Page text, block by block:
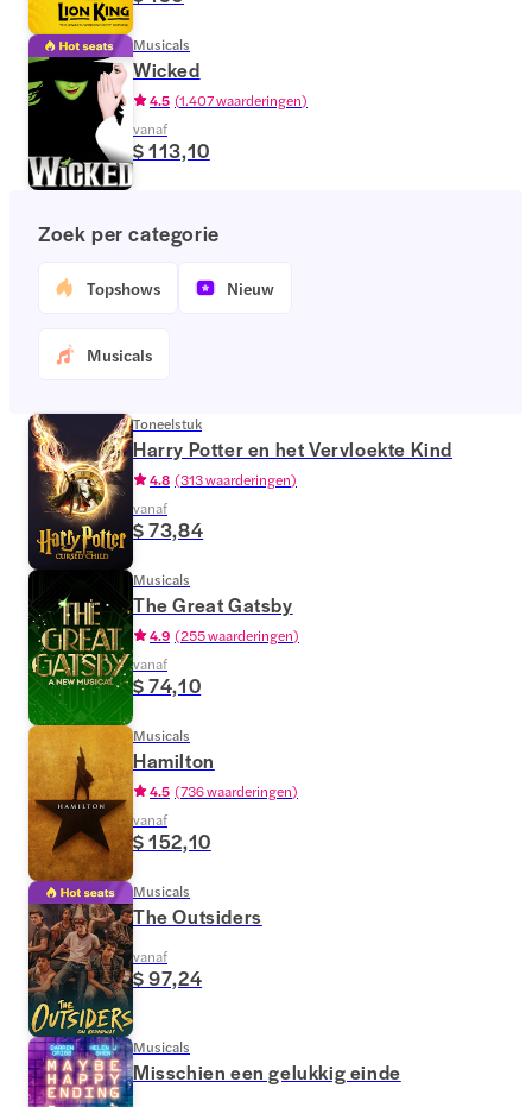
Musicals
Wicked
4.5 (1.407 waarderingen)
vanaf
$ 113,10
Zoek per categorie
Topshows Nieuw
Musicals
Toneelstuk
Harry Potter en het Vervloekte Kind
4.8 (313 waarderingen)
vanaf
$ 73,84
Musicals
The Great Gatsby
4.9 (255 waarderingen)
vanaf
$ 74,10
Musicals
Hamilton
4.5 (736 waarderingen)
vanaf
$ 152,10
Musicals
The Outsiders
vanaf
$ 97,24
Musicals
Misschien een gelukkig einde